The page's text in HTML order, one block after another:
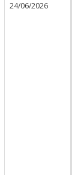
24/06/2026